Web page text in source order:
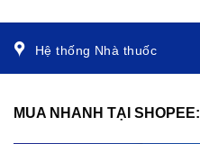
Hệ thống Nhà thuốc
MUA NHANH TẠI SHOPEE: